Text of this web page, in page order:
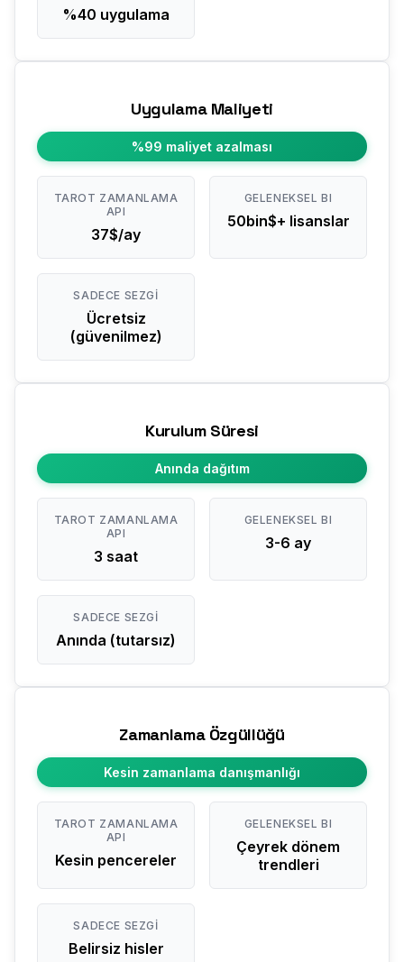
%40 uygulama
Uygulama Maliyeti
%99 maliyet azalması
TAROT ZAMANLAMA
API
37$/ay
GELENEKSEL BI
50bin$+ lisanslar
SADECE SEZGI
Ücretsiz
(güvenilmez)
Kurulum Süresi
Anında dağıtım
TAROT ZAMANLAMA
API
3 saat
GELENEKSEL BI
3-6 ay
SADECE SEZGI
Anında (tutarsız)
Zamanlama Özgüllüğü
Kesin zamanlama danışmanlığı
TAROT ZAMANLAMA
API
Kesin pencereler
GELENEKSEL BI
Çeyrek dönem
trendleri
SADECE SEZGI
Belirsiz hisler